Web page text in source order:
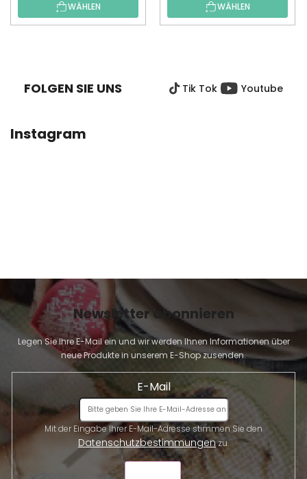
WÄHLEN WÄHLEN
FOLGEN SIE UNS Tik Tok Youtube
Instagram
Newsletter abonnieren
Legen Sie Ihre E-Mail ein und wir werden Ihnen Informationen über
neue Produkte in unserem E-Shop zusenden.
E-Mail
Datenschutzbestimmungenzu.